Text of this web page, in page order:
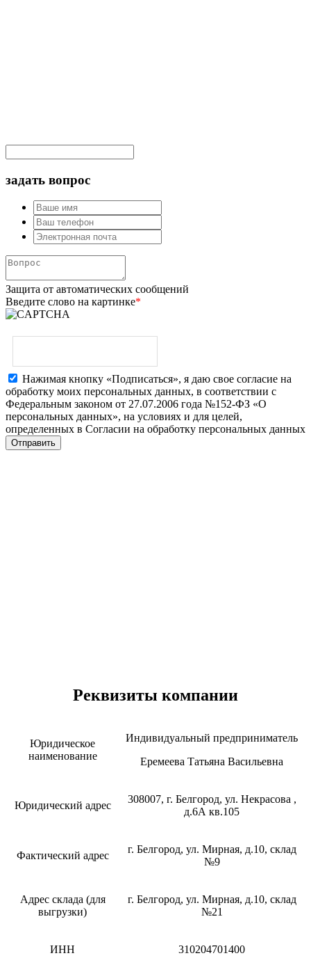
задать вопрос
Защита от автоматических сообщений
Введите слово на картинке*
Нажимая кнопку «Подписаться», я даю свое согласие на
обработку моих персональных данных, в соответствии с
Федеральным законом от 27.07.2006 года №152-ФЗ «О
персональных данных», на условиях и для целей,
определенных в Согласии на обработку персональных данных
Отправить
Реквизиты компании
Юридическое
наименование
Индивидуальный предприниматель
Еремеева Татьяна Васильевна
Юридический адрес
308007, г. Белгород, ул. Некрасова ,
д.6А кв.105
Фактический адрес
г. Белгород, ул. Мирная, д.10, склад
№9
Адрес склада (для
выгрузки)
г. Белгород, ул. Мирная, д.10, склад
№21
ИНН 310204701400